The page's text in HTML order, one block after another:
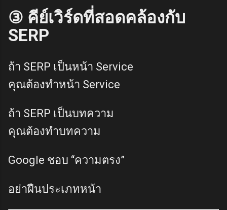
③ คีย์เวิร์ดที่สอดคล้องกับ
SERP
ถ้า SERP เป็นหน้า Service
คุณต้องทำหน้า Service
ถ้า SERP เป็นบทความ
คุณต้องทำบทความ
Google ชอบ “ความตรง”
อย่าฝืนประเภทหน้า